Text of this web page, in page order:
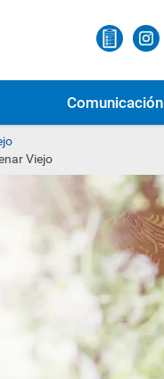
Comunicación
Viejo